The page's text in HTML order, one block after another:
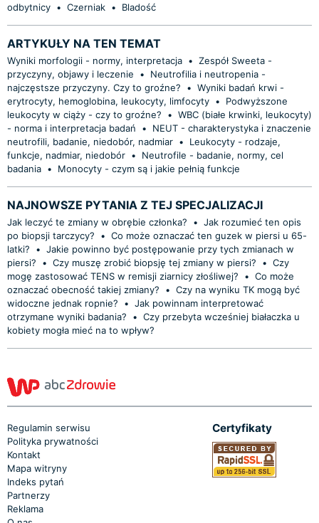
odbytnicy • Czerniak • Bladość
ARTYKUŁY NA TEN TEMAT
Wyniki morfologii - normy, interpretacja • Zespół Sweeta -
przyczyny, objawy i leczenie
•
Neutrofilia i neutropenia -
najczęstsze przyczyny. Czy to groźne?
• Wyniki badań krwi -
erytrocyty, hemoglobina, leukocyty, limfocyty •
Podwyższone
leukocyty w ciąży - czy to groźne?
• WBC (białe krwinki, leukocyty)
- norma i interpretacja badań
•
NEUT - charakterystyka i znaczenie
neutrofili, badanie, niedobór, nadmiar •
Leukocyty - rodzaje,
funkcje, nadmiar, niedobór •
Neutrofile - badanie, normy, cel
badania • Monocyty - czym są i jakie pełnią funkcje
NAJNOWSZE PYTANIA Z TEJ SPECJALIZACJI
Jak leczyć te zmiany w obrębie członka? • Jak rozumieć ten opis
po biopsji tarczycy?
• Co może oznaczać ten guzek w piersi u 65-
latki?
• Jakie powinno być postępowanie przy tych zmianach w
piersi?
• Czy muszę zrobić biopsję tej zmiany w piersi? • Czy
mogę zastosować TENS w remisji ziarnicy złośliwej?
• Co może
oznaczać obecność takiej zmiany?
• Czy na wyniku TK mogą być
widoczne jednak ropnie?
• Jak powinnam interpretować
otrzymane wyniki badania?
• Czy przebyta wcześniej białaczka u
kobiety mogła mieć na to wpływ?
Regulamin serwisu
Polityka prywatności
Kontakt
Mapa witryny
Indeks pytań
Partnerzy
Reklama
Certyfikaty